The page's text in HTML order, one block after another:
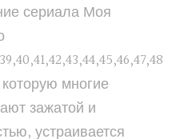
сериала Моя
многие
зажатой и
устраивается